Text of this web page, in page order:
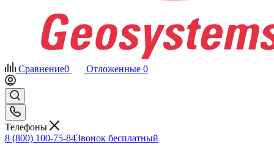
Сравнение0 Отложенные 0
Телефоны
8 (800) 100-75-84Звонок бесплатный